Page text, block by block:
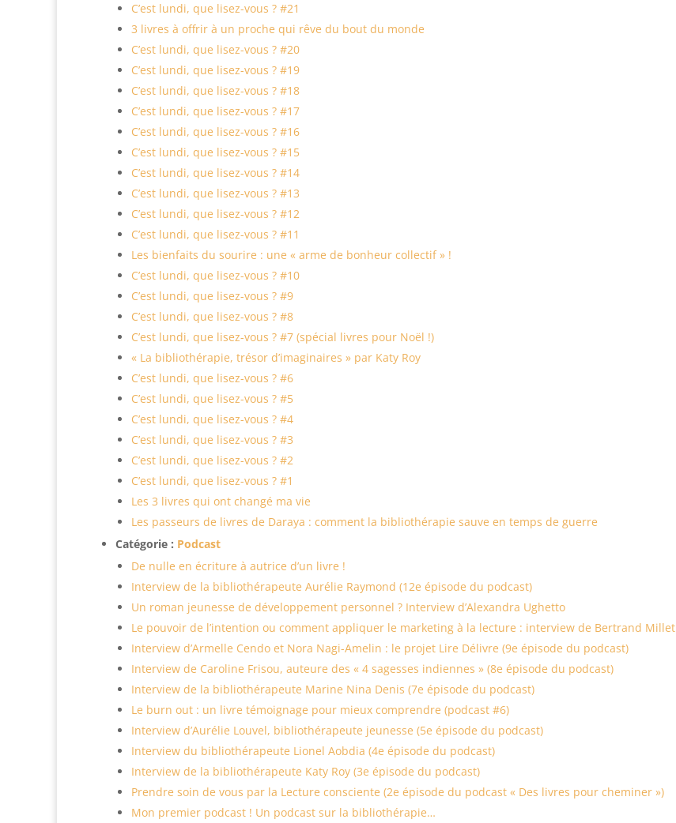
C’est lundi, que lisez-vous ? #21
3 livres à offrir à un proche qui rêve du bout du monde
C’est lundi, que lisez-vous ? #20
C’est lundi, que lisez-vous ? #19
C’est lundi, que lisez-vous ? #18
C’est lundi, que lisez-vous ? #17
C’est lundi, que lisez-vous ? #16
C’est lundi, que lisez-vous ? #15
C’est lundi, que lisez-vous ? #14
C’est lundi, que lisez-vous ? #13
C’est lundi, que lisez-vous ? #12
C’est lundi, que lisez-vous ? #11
Les bienfaits du sourire : une « arme de bonheur collectif » !
C’est lundi, que lisez-vous ? #10
C’est lundi, que lisez-vous ? #9
C’est lundi, que lisez-vous ? #8
C’est lundi, que lisez-vous ? #7 (spécial livres pour Noël !)
« La bibliothérapie, trésor d’imaginaires » par Katy Roy
C’est lundi, que lisez-vous ? #6
C’est lundi, que lisez-vous ? #5
C’est lundi, que lisez-vous ? #4
C’est lundi, que lisez-vous ? #3
C’est lundi, que lisez-vous ? #2
C’est lundi, que lisez-vous ? #1
Les 3 livres qui ont changé ma vie
Les passeurs de livres de Daraya : comment la bibliothérapie sauve en temps de guerre
Catégorie : Podcast
De nulle en écriture à autrice d’un livre !
Interview de la bibliothérapeute Aurélie Raymond (12e épisode du podcast)
Un roman jeunesse de développement personnel ? Interview d’Alexandra Ughetto
Le pouvoir de l’intention ou comment appliquer le marketing à la lecture : interview de Bertrand Millet
Interview d’Armelle Cendo et Nora Nagi-Amelin : le projet Lire Délivre (9e épisode du podcast)
Interview de Caroline Frisou, auteure des « 4 sagesses indiennes » (8e épisode du podcast)
Interview de la bibliothérapeute Marine Nina Denis (7e épisode du podcast)
Le burn out : un livre témoignage pour mieux comprendre (podcast #6)
Interview d’Aurélie Louvel, bibliothérapeute jeunesse (5e épisode du podcast)
Interview du bibliothérapeute Lionel Aobdia (4e épisode du podcast)
Interview de la bibliothérapeute Katy Roy (3e épisode du podcast)
Prendre soin de vous par la Lecture consciente (2e épisode du podcast « Des livres pour cheminer »)
Mon premier podcast ! Un podcast sur la bibliothérapie…